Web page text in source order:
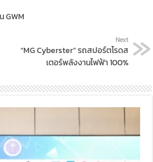
GWM
Next
“MG Cyberster” รถสปอร์ตโรดส
เตอร์พลังงานไฟฟ้า 100%